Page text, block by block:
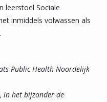
leerstoel Sociale
inmiddels volwassen als
Public Health Noordelijk
in het bijzonder de